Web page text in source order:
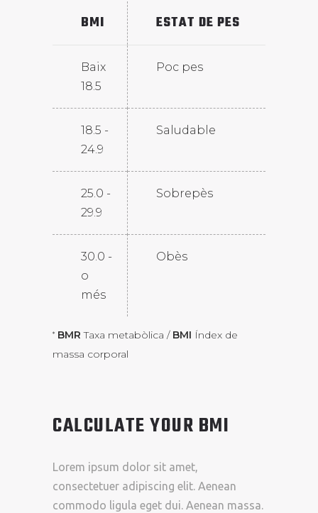
BMI ESTAT DE PES
Baix
18.5
Poc pes
18.5 -
24.9
Saludable
25.0 -
29.9
Sobrepès
30.0 -
o
més
Obès
* BMR Taxa metabòlica / BMI Índex de
massa corporal
CALCULATE YOUR BMI
Lorem ipsum dolor sit amet,
consectetuer adipiscing elit. Aenean
commodo ligula eget dui. Aenean massa.